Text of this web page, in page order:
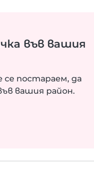
във вашия
постараем, да
вашия район.